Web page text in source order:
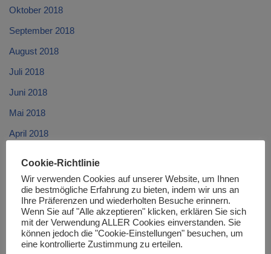
Oktober 2018
September 2018
August 2018
Juli 2018
Juni 2018
Mai 2018
April 2018
Februar 2018
Januar 2018
Dezember 2017
November 2017
Cookie-Richtlinie
Wir verwenden Cookies auf unserer Website, um Ihnen
die bestmögliche Erfahrung zu bieten, indem wir uns an
Ihre Präferenzen und wiederholten Besuche erinnern.
Wenn Sie auf "Alle akzeptieren" klicken, erklären Sie sich
mit der Verwendung ALLER Cookies einverstanden. Sie
können jedoch die "Cookie-Einstellungen" besuchen, um
eine kontrollierte Zustimmung zu erteilen.